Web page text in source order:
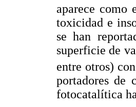
aparece como
toxicidad e
se han
superficie de
entre otros)
portadores de
fotocatalítica